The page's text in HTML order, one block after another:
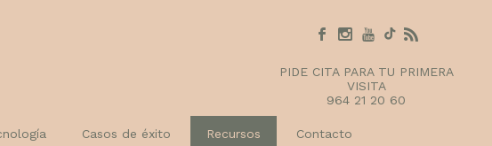
PIDE CITA PARA TU PRIMERA
VISITA
964 21 20 60
Casos de éxito Recursos Contacto